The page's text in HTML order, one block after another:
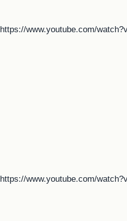
https://www.youtube.com/
https://www.youtube.com/